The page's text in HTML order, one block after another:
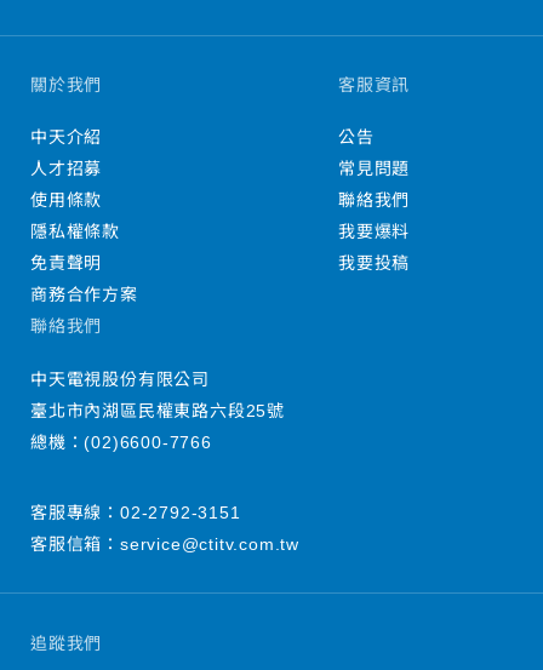
追蹤我們
關於我們
中天介紹
人才招募
使用條款
隱私權條款
免責聲明
商務合作方案
客服資訊
公告
常見問題
聯絡我們
我要爆料
我要投稿
聯絡我們
中天電視股份有限公司
臺北市內湖區民權東路六段25號
總機：(02)6600-7766
客服專線： 02-2792-3151
客服信箱： service@ctitv.com.tw